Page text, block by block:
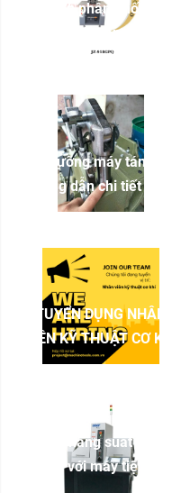
Đại diện phân phối chính
hãng máy tán đinh ...
Bảo dưỡng máy tán
Hướng dẫn chi tiết để ...
TUYỂN DỤNG NHÂN
VIÊN KỸ THUẬT CƠ KHÍ
Tối ưu năng suất xưởng
cơ khí với máy tiện CNC